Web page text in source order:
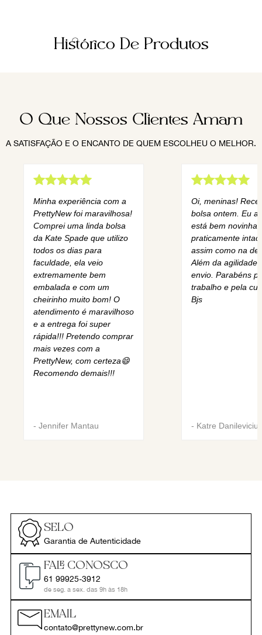
Histórico De Produtos
O Que Nossos Clientes Amam
A SATISFAÇÃO E O ENCANTO DE QUEM ESCOLHEU O MELHOR.
Minha experiência com a
PrettyNew foi maravilhosa!
Comprei uma linda bolsa
da Kate Spade que utilizo
todos os dias para
faculdade, ela veio
extremamente bem
embalada e com um
cheirinho muito bom! O
atendimento é maravilhoso
e a entrega foi super
rápida!!! Pretendo comprar
mais vezes com a
PrettyNew, com certeza😄
Recomendo demais!!!
- Jennifer Mantau
Oi, meninas!
bolsa ontem. Eu
está bem novinha,
praticamente
assim como na
Além da agilidade
envio. Parabéns
trabalho e pela
Bjs
- Katre Danilevicius
SELO
Garantia de Autenticidade
FALE CONOSCO
61 99925-3912
de seg. a sex. das 9h às 18h
EMAIL
contato@prettynew.com.br